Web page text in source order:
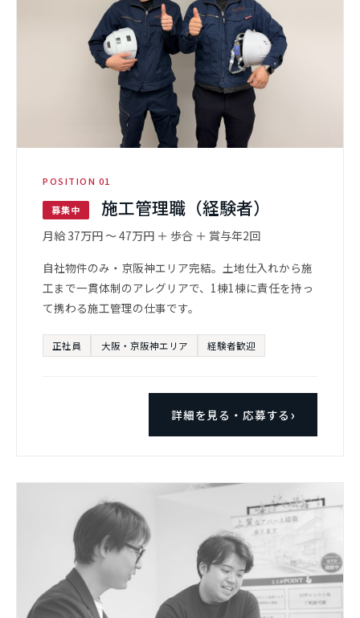
POSITION 01
募集中 施工管理職（経験者）
月給 37万円 〜 47万円 ＋ 歩合 ＋ 賞与年2回
自社物件のみ・京阪神エリア完結。土地仕入れから施
工まで一貫体制のアレグリアで、1棟1棟に責任を持っ
て携わる施工管理の仕事です。
正社員 大阪・京阪神エリア 経験者歓迎
詳細を見る・応募する